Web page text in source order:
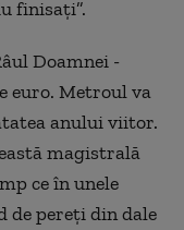
finisaţi”.
Doamnei -
euro. Metroul va
anului viitor.
magistrală
ce în unele
pereţi din dale